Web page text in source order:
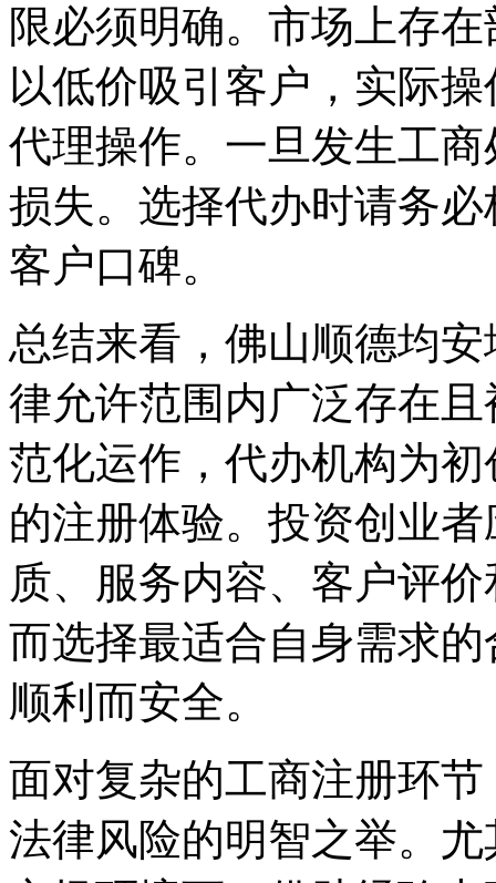
限必须明确。市场上存
以低价吸引客户，实际
代理操作。一旦发生工
损失。选择代办时请务
客户口碑。
总结来看，佛山顺德均
律允许范围内广泛存在
范化运作，代办机构为
的注册体验。投资创业
质、服务内容、客户评
而选择最适合自身需求
顺利而安全。
面对复杂的工商注册环
法律风险的明智之举。